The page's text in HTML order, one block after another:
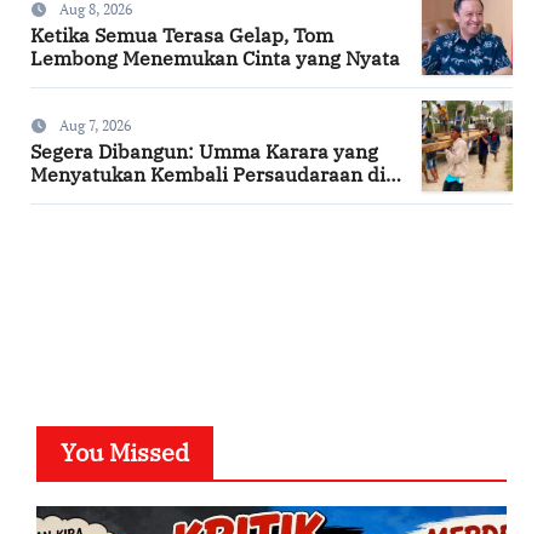
Aug 8, 2026
Ketika Semua Terasa Gelap, Tom
Lembong Menemukan Cinta yang Nyata
Aug 7, 2026
Segera Dibangun: Umma Karara yang
Menyatukan Kembali Persaudaraan di
You Missed